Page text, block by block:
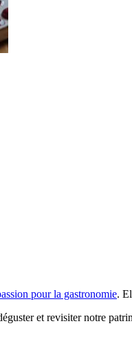
pour la gastronomie.
et revisiter notre